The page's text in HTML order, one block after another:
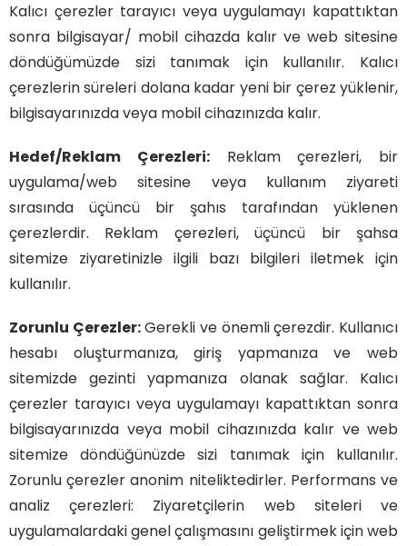
Kalıcı çerezler tarayıcı veya uygulamayı kapattıktan
sonra bilgisayar/ mobil cihazda kalır ve web sitesine
döndüğümüzde sizi tanımak için kullanılır. Kalıcı
çerezlerin süreleri dolana kadar yeni bir çerez yüklenir,
bilgisayarınızda veya mobil cihazınızda kalır.
Hedef/Reklam Çerezleri:Reklam çerezleri, bir
uygulama/web sitesine veya kullanım ziyareti
sırasında üçüncü bir şahıs tarafından yüklenen
çerezlerdir. Reklam çerezleri, üçüncü bir şahsa
sitemize ziyaretinizle ilgili bazı bilgileri iletmek için
kullanılır.
Zorunlu Çerezler:Gerekli ve önemli çerezdir. Kullanıcı
hesabı oluşturmanıza, giriş yapmanıza ve web
sitemizde gezinti yapmanıza olanak sağlar. Kalıcı
çerezler tarayıcı veya uygulamayı kapattıktan sonra
bilgisayarınızda veya mobil cihazınızda kalır ve web
sitemize döndüğünüzde sizi tanımak için kullanılır.
Zorunlu çerezler anonim niteliktedirler. Performans ve
analiz çerezleri: Ziyaretçilerin web siteleri ve
uygulamalardaki genel çalışmasını geliştirmek için web